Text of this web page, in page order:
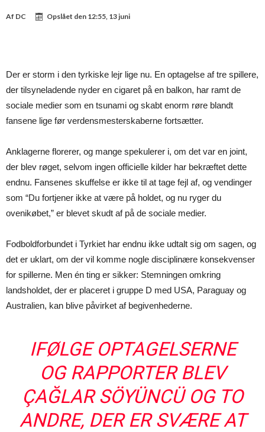
Af DC Opslået den 12:55, 13 juni
Der er storm i den tyrkiske lejr lige nu. En optagelse af tre spillere,
der tilsyneladende nyder en cigaret på en balkon, har ramt de
sociale medier som en tsunami og skabt enorm røre blandt
fansene lige før verdensmesterskaberne fortsætter.
Anklagerne florerer, og mange spekulerer i, om det var en joint,
der blev røget, selvom ingen officielle kilder har bekræftet dette
endnu. Fansenes skuffelse er ikke til at tage fejl af, og vendinger
som “Du fortjener ikke at være på holdet, og nu ryger du
ovenikøbet,” er blevet skudt af på de sociale medier.
Fodboldforbundet i Tyrkiet har endnu ikke udtalt sig om sagen, og
det er uklart, om der vil komme nogle disciplinære konsekvenser
for spillerne. Men én ting er sikker: Stemningen omkring
landsholdet, der er placeret i gruppe D med USA, Paraguay og
Australien, kan blive påvirket af begivenhederne.
IFØLGE OPTAGELSERNE
OG RAPPORTER BLEV
ÇAĞLAR SÖYÜNCÜ OG TO
ANDRE, DER ER SVÆRE AT